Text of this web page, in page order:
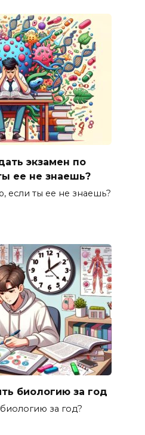
экзамен по
ее не знаешь?
если ты ее не знаешь?
биологию за год
за год?